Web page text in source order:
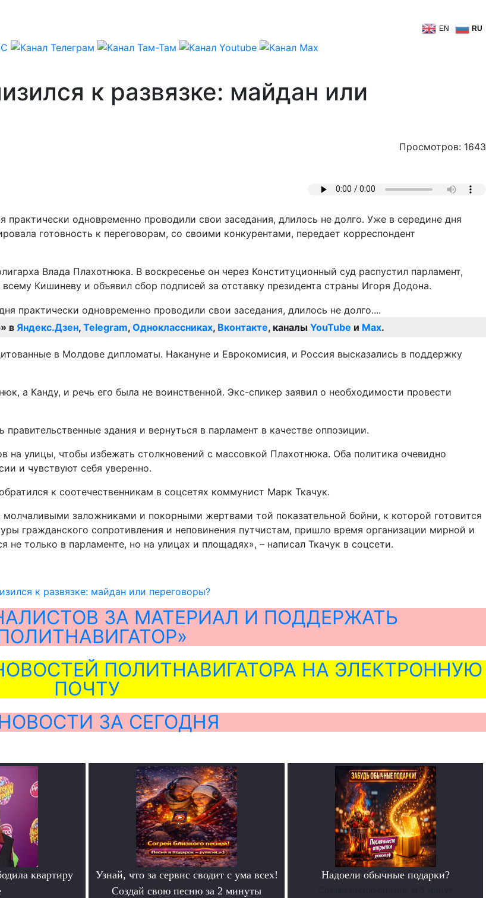
EN RU
к развязке: майдан или
Просмотров: 1643
практически одновременно проводили свои заседания, длилось не долго. Уже в середине дня
готовность к переговорам, со своими конкурентами, передает корреспондент
Влада Плахотнюка. В воскресенье он через Конституционный суд распустил парламент,
Кишиневу и объявил сбор подписей за отставку президента страны Игоря Додона.
в Яндекс.Дзен, Telegram, Одноклассниках, Вконтакте, каналы YouTube и Max.
в Молдове дипломаты. Накануне и Еврокомисия, и Россия высказались в поддержку
а Канду, и речь его была не воинственной. Экс-спикер заявил о необходимости провести
здания и вернуться в парламент в качестве оппозиции.
улицы, чтобы избежать столкновений с массовкой Плахотнюка. Оба политика очевидно
и чувствуют себя уверенно.
к соотечественникам в соцсетях коммунист Марк Ткачук.
заложниками и покорными жертвами той показательной бойни, к которой готовится
гражданского сопротивления и неповинения путчистам, пришло время организации мирной и
только в парламенте, но на улицах и площадях», – написал Ткачук в соцсети.
к развязке: майдан или переговоры?
ЗА МАТЕРИАЛ И ПОДДЕРЖАТЬ
ПОЛИТНАВИГАТОРА НА ЭЛЕКТРОННУЮ
ПОЧТУ
ЗА СЕГОДНЯ
квартиру
Узнай, что за сервис сводит с ума всех!
Создай свою песню за 2 минуты
Надоели обычные подарки?